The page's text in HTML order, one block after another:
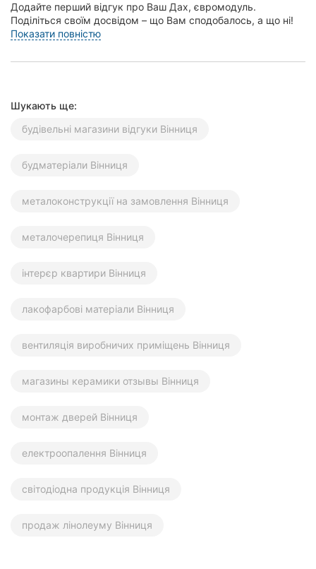
Полтава
Чернівці
Івано-
Карпати
Додайте перший відгук про Ваш Дах, євромодуль.
Поділіться своїм досвідом – що Вам сподобалось, а що ні!
Це допоможе іншим жителям Вінниці зробити прав...
Показати повністю
Шукають ще:
будівельні магазини відгуки Вінниця
будматеріали Вінниця
металоконструкції на замовлення Вінниця
металочерепиця Вінниця
інтерєр квартири Вінниця
лакофарбові матеріали Вінниця
вентиляція виробничих приміщень Вінниця
магазины керамики отзывы Вінниця
монтаж дверей Вінниця
електроопалення Вінниця
світодіодна продукція Вінниця
продаж лінолеуму Вінниця